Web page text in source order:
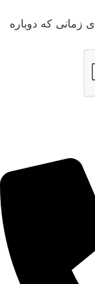
زمانی که دوباره